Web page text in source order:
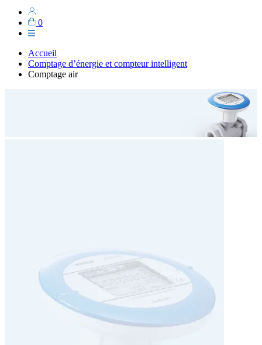
0
Accueil
Comptage d’énergie et compteur intelligent
Comptage air